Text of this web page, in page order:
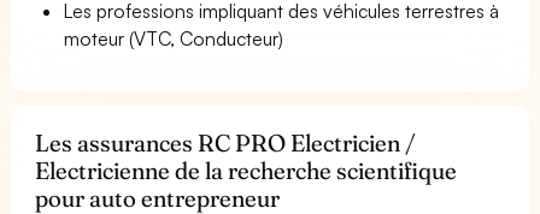
Les professions impliquant des véhicules terrestres à
moteur (VTC, Conducteur)
Les assurances RC PRO Electricien /
Electricienne de la recherche scientifique
pour auto entrepreneur